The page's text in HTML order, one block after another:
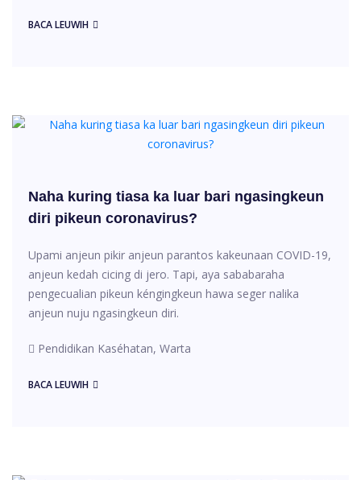
BACA LEUWIH
Naha kuring tiasa ka luar bari ngasingkeun
diri pikeun coronavirus?
Upami anjeun pikir anjeun parantos kakeunaan COVID-19,
anjeun kedah cicing di jero. Tapi, aya sababaraha
pengecualian pikeun kéngingkeun hawa seger nalika
anjeun nuju ngasingkeun diri.
Pendidikan Kaséhatan, Warta
BACA LEUWIH